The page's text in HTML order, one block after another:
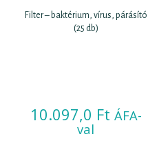
Filter – baktérium, vírus, párásító
(25 db)
10.097,0 Ft ÁFA-
val